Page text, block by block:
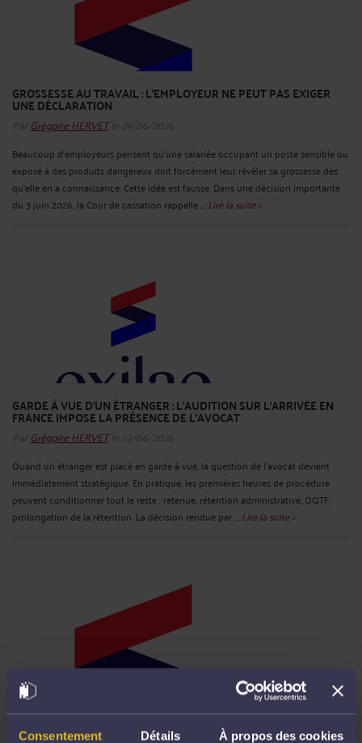
Consentement Détails À propos des cookies
GROSSESSE AU TRAVAIL : L’EMPLOYEUR NE PEUT PAS EXIGER
UNE DÉCLARATION
Par Grégoire HERVETle 29/06/2026
Beaucoup d’employeurs pensent qu’une salariée occupant un poste sensible ou
exposé à des produits dangereux doit forcément leur révéler sa grossesse dès
qu’elle en a connaissance. Cette idée est fausse. Dans une décision importante
du 3 juin 2026, la Cour de cassation rappelle ... Lire la suite >
GARDE À VUE D’UN ÉTRANGER : L’AUDITION SUR L’ARRIVÉE EN
FRANCE IMPOSE LA PRÉSENCE DE L’AVOCAT
Par Grégoire HERVETle 23/06/2026
Quand un étranger est placé en garde à vue, la question de l’avocat devient
immédiatement stratégique. En pratique, les premières heures de procédure
peuvent conditionner tout le reste : retenue, rétention administrative, OQTF,
prolongation de la rétention. La décision rendue par ... Lire la suite >
INTÉRIMAIRES : QUI DOIT METTRE À JOUR LE DUERP ET
INFORMER LE CSE ?